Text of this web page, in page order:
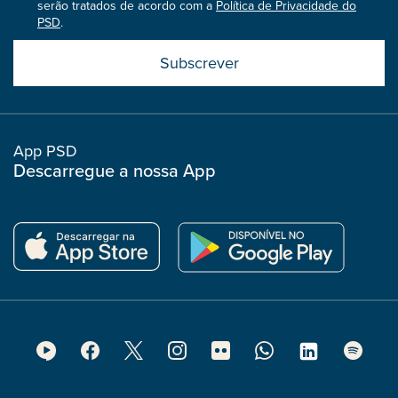
serão tratados de acordo com a Política de Privacidade do
PSD.
boostrap
col
App PSD
Descarregue a nossa App
Footer